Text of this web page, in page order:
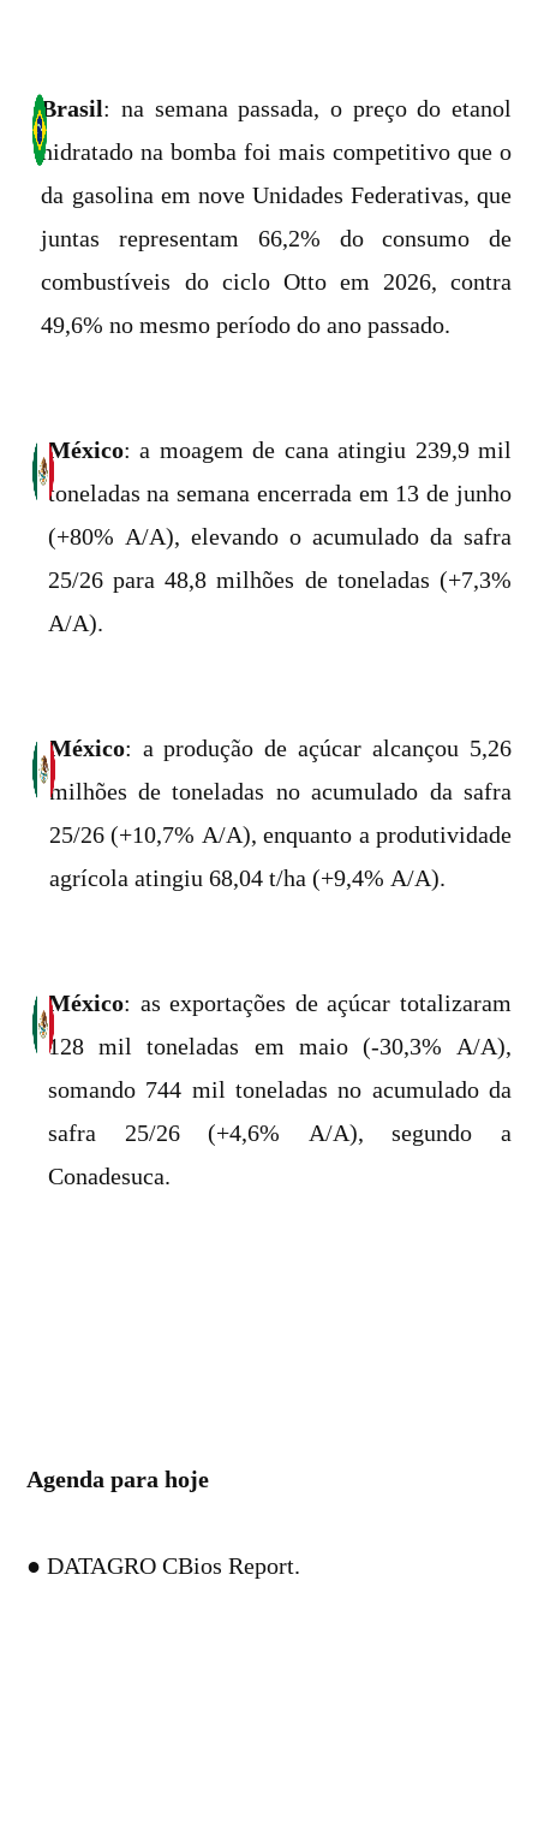
Brasil: na semana passada, o preço do etanol
hidratado na bomba foi mais competitivo que o
da gasolina em nove Unidades Federativas, que
juntas representam 66,2% do consumo de
combustíveis do ciclo Otto em 2026, contra
49,6% no mesmo período do ano passado.
México: a moagem de cana atingiu 239,9 mil
toneladas na semana encerrada em 13 de junho
(+80% A/A), elevando o acumulado da safra
25/26 para 48,8 milhões de toneladas (+7,3%
A/A).
México: a produção de açúcar alcançou 5,26
milhões de toneladas no acumulado da safra
25/26 (+10,7% A/A), enquanto a produtividade
agrícola atingiu 68,04 t/ha (+9,4% A/A).
México: as exportações de açúcar totalizaram
128 mil toneladas em maio (-30,3% A/A),
somando 744 mil toneladas no acumulado da
safra 25/26 (+4,6% A/A), segundo a
Conadesuca.
Agenda para hoje
● DATAGRO CBios Report.